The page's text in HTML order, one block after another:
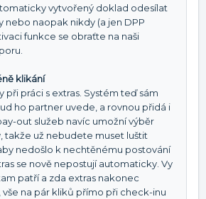
vytvořený doklad odesílat
nebo naopak nikdy (a jen DPP
funkce se obraťte na naši
klikání
při práci s extras. Systém teď sám
ho partner uvede, a rovnou přidá i
out služeb navíc umožní výběr
takže už nebudete muset luštit
nedošlo k nechtěnému postování
se nově nepostují automaticky. Vy
patří a zda extras nakonec
na pár kliků přímo při check-inu